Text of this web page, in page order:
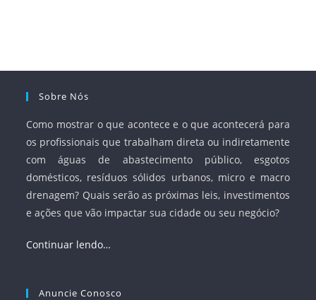
Sobre Nós
Como mostrar o que acontece e o que acontecerá para
os profissionais que trabalham direta ou indiretamente
com águas de abastecimento público, esgotos
domésticos, resíduos sólidos urbanos, micro e macro
drenagem? Quais serão as próximas leis, investimentos
e ações que vão impactar sua cidade ou seu negócio?
Continuar lendo…
Anuncie Conosco